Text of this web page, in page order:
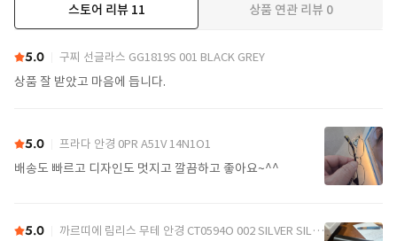
스토어 리뷰 11 상품 연관 리뷰 0
5.0 구찌 선글라스 GG1819S 001 BLACK GREY
상품 잘 받았고 마음에 듭니다.
5.0 프라다 안경 0PR A51V 14N1O1
배송도 빠르고 디자인도 멋지고 깔끔하고 좋아요~^^
5.0 까르띠에 림리스 무테 안경 CT0594O 002 SILVER SILVER TRANSPARENT